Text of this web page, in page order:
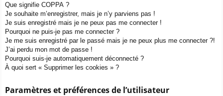
Que signifie COPPA ?
Je souhaite m’enregistrer, mais je n’y parviens pas !
Je suis enregistré mais je ne peux pas me connecter !
Pourquoi ne puis-je pas me connecter ?
Je me suis enregistré par le passé mais je ne peux plus me connecter ?!
J’ai perdu mon mot de passe !
Pourquoi suis-je automatiquement déconnecté ?
À quoi sert « Supprimer les cookies » ?
Paramètres et préférences de l’utilisateur